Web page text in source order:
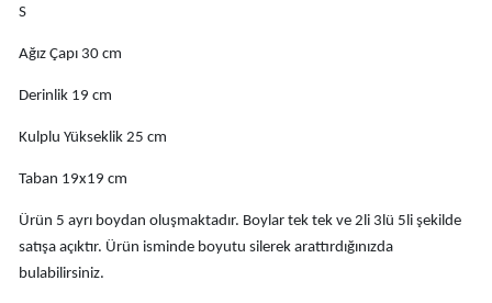
S
Ağız Çapı 30 cm
Derinlik 19 cm
Kulplu Yükseklik 25 cm
Taban 19x19 cm
Ürün 5 ayrı boydan oluşmaktadır. Boylar tek tek ve 2li 3lü 5li şekilde
satışa açıktır. Ürün isminde boyutu silerek arattırdığınızda
bulabilirsiniz.